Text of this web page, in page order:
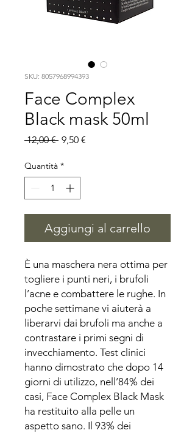
SKU: 8057968994393
Face Complex
Black mask 50ml
12,00 € Prezzo
9,50 €
Quantità *
Aggiungi al carrello
È una maschera nera ottima per
togliere i punti neri, i brufoli
l’acne e combattere le rughe. In
poche settimane vi aiuterà a
liberarvi dai brufoli ma anche a
contrastare i primi segni di
invecchiamento. Test clinici
hanno dimostrato che dopo 14
giorni di utilizzo, nell’84% dei
casi, Face Complex Black Mask
ha restituito alla pelle un
aspetto sano. Il 93% dei